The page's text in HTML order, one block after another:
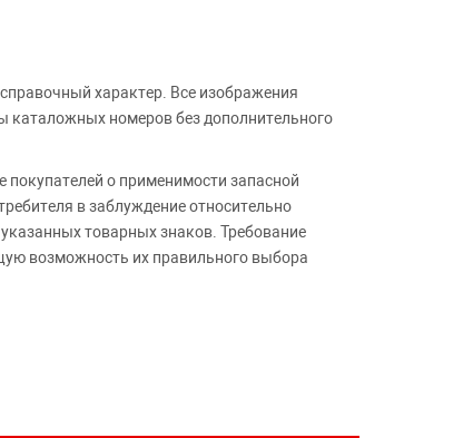
характер. Все изображения
каталожных номеров без дополнительного
о применимости запасной
в заблуждение относительно
товарных знаков. Требование
возможность их правильного выбора